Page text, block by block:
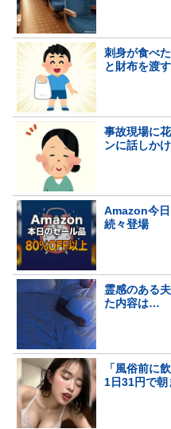
刺身が食べ
と財布を渡
事故現場に
ンに話しか
Amazon今
続々登場
霊感のある
た内容は…
「風俗前に
1日31円で朝